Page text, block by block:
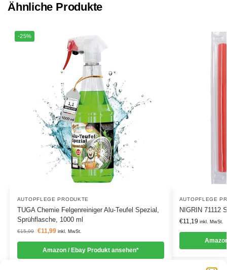
Ähnliche Produkte
-25%
AUTOPFLEGE PRODUKTE
TUGA Chemie Felgenreiniger Alu-Teufel Spezial,
Sprühflasche, 1000 ml
€15,99 €11,99 inkl. MwSt.
Amazon / Ebay Produkt ansehen*
AUTOPFLEGE
NIGRIN 71112
€11,19 inkl. MwSt.